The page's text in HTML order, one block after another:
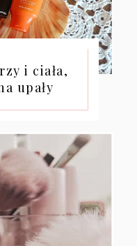
i ciała,
upały